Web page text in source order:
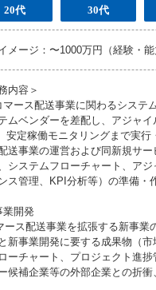
20代 30代
メージ：〜1000万円（経験・
内容＞
マース配送事業に関わるシステ
ムベンダーを差配し、アジャ
安定稼働モニタリングまで実
送事業の運営および同新規サ
システムフローチャート、ア
ス管理、KPI分析等）の準備・
業開発
ース配送事業を拡張する新事
新事業開発に要する成果物（
ーチャート、プロジェクト進
候補企業等の外部企業との折衝